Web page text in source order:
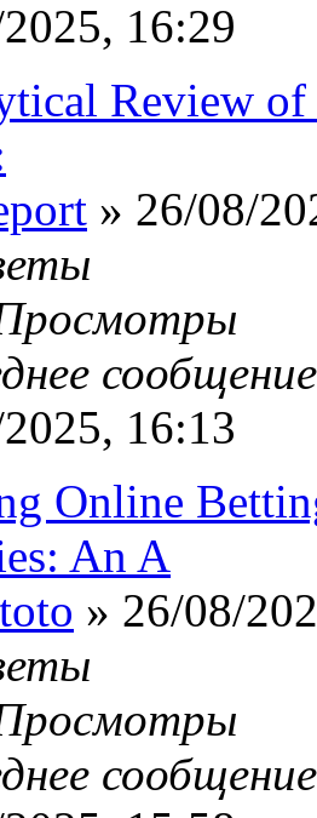
16:29
Review
» 26/08/
16:13
Online
An A
» 26/08/